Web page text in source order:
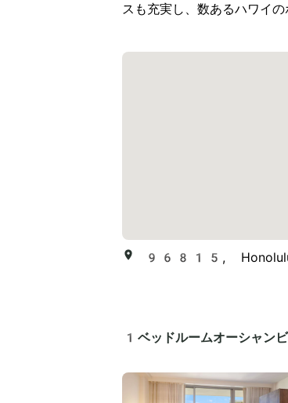
スも充実し、数あるハワイ
96815,
1ベッドルームオーシャン